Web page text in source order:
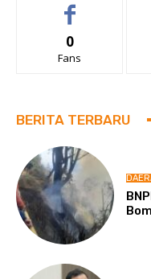
0
Fans
BERITA TERBARU